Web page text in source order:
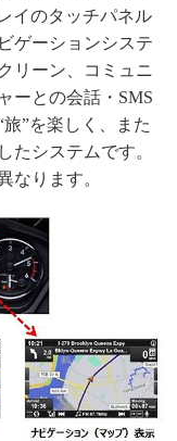
イのタッチパネル
ゲーションシステ
リーン、コミュニ
ーとの会話・SMS
”を楽しく、また
たシステムです。
なります。